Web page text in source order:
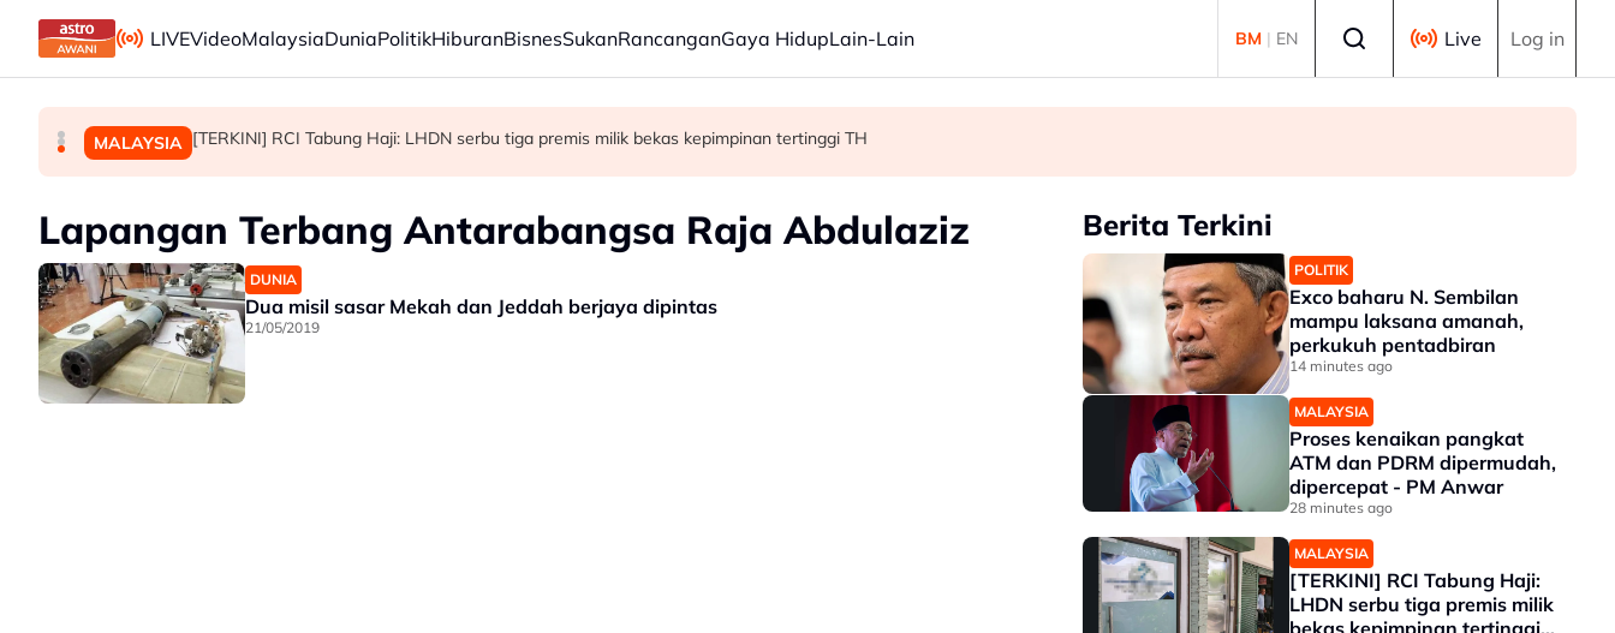
Skip to main content
LIVEVideoMalaysiaDuniaPolitikHiburanBisnesSukanRancanganGaya HidupLain-Lain BM | EN Live Log in
POLITIK Exco baharu N. Sembilan mampu laksana amanah, perkukuh pentadbiran
MALAYSIA Proses kenaikan pangkat ATM dan PDRM dipermudah, dipercepat - PM Anwar
MALAYSIA [TERKINI] RCI Tabung Haji: LHDN serbu tiga premis milik bekas kepimpinan tertinggi TH
Lapangan Terbang Antarabangsa Raja Abdulaziz
DUNIA
Dua misil sasar Mekah dan Jeddah berjaya dipintas
21/05/2019
Berita Terkini
POLITIK
Exco baharu N. Sembilan
mampu laksana amanah,
perkukuh pentadbiran
14 minutes ago
MALAYSIA
Proses kenaikan pangkat
ATM dan PDRM dipermudah,
dipercepat - PM Anwar
28 minutes ago
MALAYSIA
[TERKINI] RCI Tabung Haji:
LHDN serbu tiga premis milik
bekas kepimpinan tertinggi